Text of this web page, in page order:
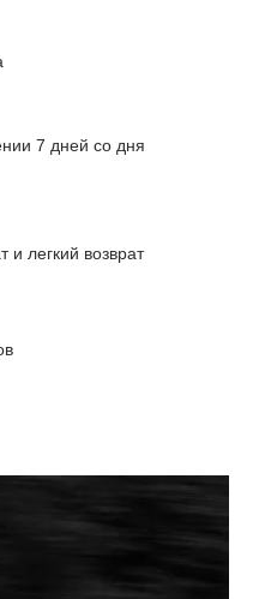
7 дней со дня
и легкий возврат